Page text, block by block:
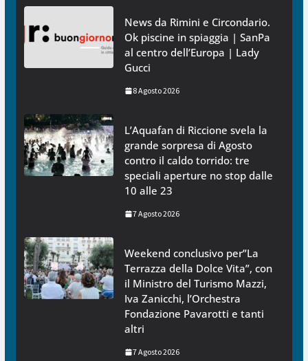
News da Rimini e Circondario.
Ok piscine in spiaggia | SanPa
al centro dell’Europa | Lady
Gucci
8 Agosto 2026
L’Aquafan di Riccione svela la
grande sorpresa di Agosto
contro il caldo torrido: tre
speciali aperture no stop dalle
10 alle 23
7 Agosto 2026
Weekend conclusivo per”La
Terrazza della Dolce Vita”, con
il Ministro del Turismo Mazzi,
Iva Zanicchi, l’Orchestra
Fondazione Pavarotti e tanti
altri
7 Agosto 2026